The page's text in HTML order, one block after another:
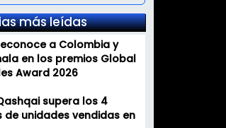
más leídas
a Colombia y
en los premios Global
Award 2026
supera los 4
de unidades vendidas en